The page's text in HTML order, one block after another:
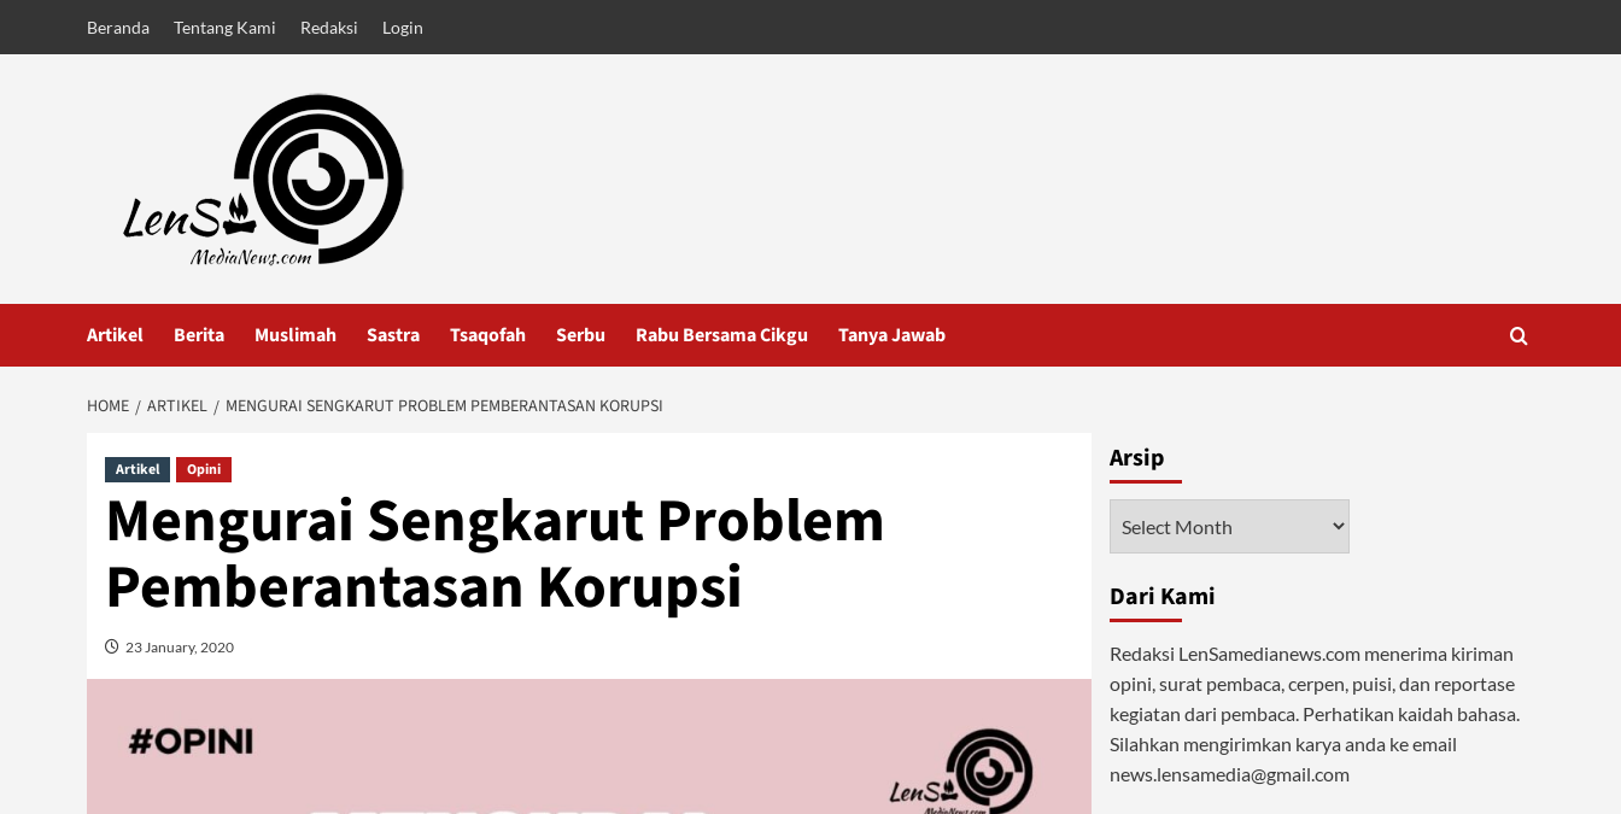
Beranda Tentang Kami Redaksi Login
Artikel Berita Muslimah Sastra Tsaqofah Serbu Rabu Bersama Cikgu Tanya Jawab
HOME ARTIKEL MENGURAI SENGKARUT PROBLEM PEMBERANTASAN KORUPSI
Artikel Opini
Mengurai Sengkarut Problem
Pemberantasan Korupsi
23 January, 2020
Arsip
Dari Kami
Redaksi LenSamedianews.com menerima kiriman
opini, surat pembaca, cerpen, puisi, dan reportase
kegiatan dari pembaca. Perhatikan kaidah bahasa.
Silahkan mengirimkan karya anda ke email
news.lensamedia@gmail.com